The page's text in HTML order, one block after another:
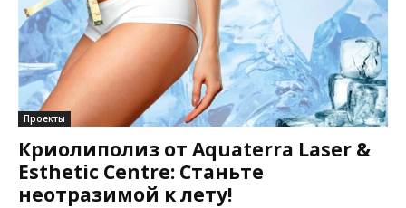
Проекты
Криолиполиз от Aquaterra Laser &
Esthetic Centre: Станьте
неотразимой к лету!